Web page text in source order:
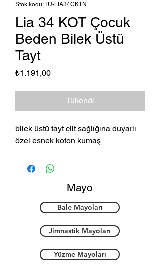
Stok kodu: TU-LİA34CKTN
Lia 34 KOT Çocuk
Beden Bilek Üstü
Tayt
₺1.191,00Fiyat
Tükendi
bilek üstü tayt cilt sağlığına duyarlı
özel esnek koton kumaş
Mayo
Bale Mayoları
Jimnastik Mayoları
Yüzme Mayoları